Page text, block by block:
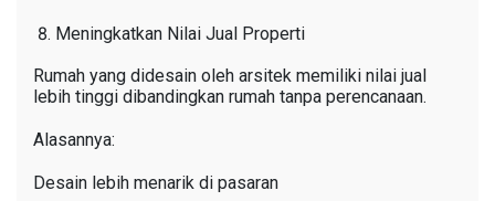
Meningkatkan Nilai Jual Properti
Rumah yang didesain oleh arsitek memiliki nilai jual
lebih tinggi dibandingkan rumah tanpa perencanaan.
Alasannya:
Desain lebih menarik di pasaran